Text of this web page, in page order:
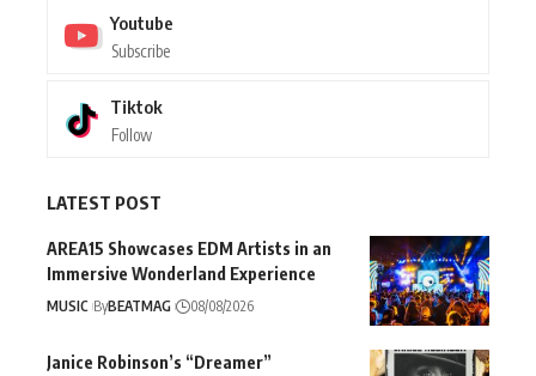
Youtube
Subscribe
Tiktok
Follow
LATEST POST
AREA15 Showcases EDM Artists in an
Immersive Wonderland Experience
MUSIC ByBEATMAG 08/08/2026
Janice Robinson’s “Dreamer”